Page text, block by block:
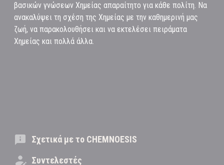
βασικών γνώσεων Χημείας απαραίτητο για κάθε πολίτη. Να
ανακαλύψει τη σχέση της Χημείας με την καθημερινή μας
ζωή, να παρακολουθήσει και να εκτελέσει πειράματα
Χημείας και πολλά άλλα.
Σχετικά με το CHEMNOESIS
Συντελεστές